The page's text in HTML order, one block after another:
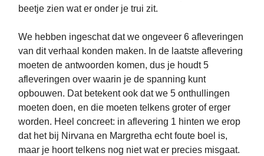
beetje zien wat er onder je trui zit.
We hebben ingeschat dat we ongeveer 6 afleveringen
van dit verhaal konden maken. In de laatste aflevering
moeten de antwoorden komen, dus je houdt 5
afleveringen over waarin je de spanning kunt
opbouwen. Dat betekent ook dat we 5 onthullingen
moeten doen, en die moeten telkens groter of erger
worden. Heel concreet: in aflevering 1 hinten we erop
dat het bij Nirvana en Margretha echt foute boel is,
maar je hoort telkens nog niet wat er precies misgaat.